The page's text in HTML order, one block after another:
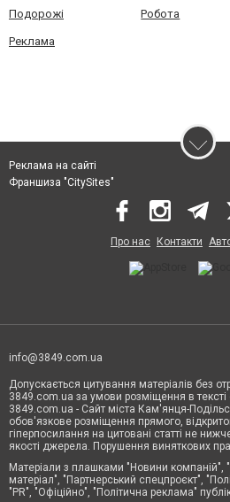
Подорожі Робота
Реклама
Реклама на сайті
Франшиза "CitySites"
Про нас Контакти
info@3849.com.ua
Допускається цитування матеріалів без
3849.com.ua за умови розміщення в
3849.com.ua - Сайт міста Кам'янця-
обов'язкове розміщення прямого,
гіперпосилання на цитовані статті не
якості джерела. Порушення виняткових
Матеріали з плашками "Новини компаній",
матеріал", "Партнерський спецпроєкт",
"PR", "Офіційно", "Політична реклама"